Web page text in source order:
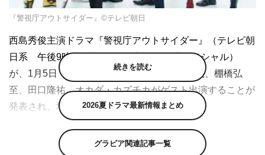
『警視庁アウトサイダー』©テレビ朝日
西島秀俊主演ドラマ『警視庁アウトサイダー』（テレビ朝
日系 午後9時～9時54分 ※初回は拡大スペシャル）
が、1月5日（木）スタート。第1話に真壁刀義、棚橋弘
至、田口隆祐、オカダ・カズチカがゲスト出演することが
発表され、場面写真とコメントが到着した。
西島秀俊が見た目が極道の元マル暴オヤジ刑事、濱田岳が
一見さわやかなのに大きな秘密を抱えたエース刑事、上白
続きを読む
2026夏ドラマ最新情報まとめ
グラビア関連記事一覧